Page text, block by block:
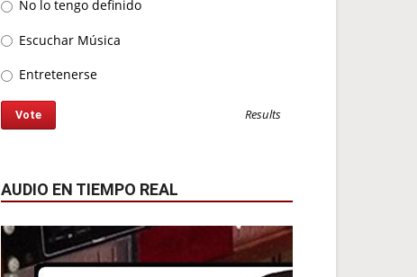
No lo tengo definido
Escuchar Música
Entretenerse
Results
AUDIO EN TIEMPO REAL